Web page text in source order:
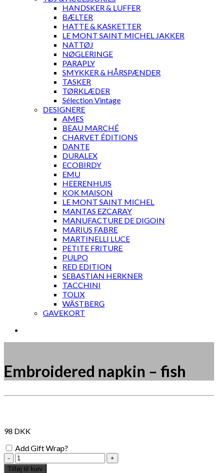
HANDSKER & LUFFER
BÆLTER
HATTE & KASKETTER
LE MONT SAINT MICHEL JAKKER
NATTØJ
NØGLERINGE
PARAPLY
SMYKKER & HÅRSPÆNDER
TASKER
TØRKLÆDER
Sélection Vintage
DESIGNERE
AMES
BEAU MARCHÉ
CHARVET ÉDITIONS
DANTE
DURALEX
ECOBIRDY
EMU
HEERENHUIS
KOK MAISON
LE MONT SAINT MICHEL
MANTAS EZCARAY
MANUFACTURE DE DIGOIN
MARIUS FABRE
MARTINELLI LUCE
PETITE FRITURE
PULPO
RED EDITION
SEBASTIAN HERKNER
TACCHINI
TOLIX
WÄSTBERG
GAVEKORT
Embroidered napkin – fish
98 DKK
Add Gift Wrap?
Embroidered
napkin
Tilføj til kurv